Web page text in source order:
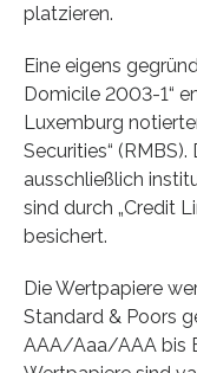
platzieren.
Eine eigens
Domicile 2003-1“
Luxemburg
Securities“
ausschließlich
sind durch „Credit
besichert.
Die Wertpapiere
Standard & Poors
AAA/Aaa/AAA bis